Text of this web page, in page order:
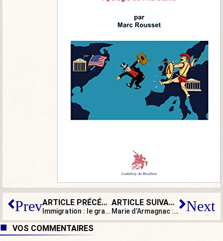
Prev ARTICLE PRÉCÉDENT
Immigration : le grand réveil d’Emmanuel Macron
ARTICLE SUIVANT
Marie d’Armagnac : « Matteo Salvini a un pouvoir d’identification aux Italiens qui est extrêmement fort ! » Next
VOS COMMENTAIRES